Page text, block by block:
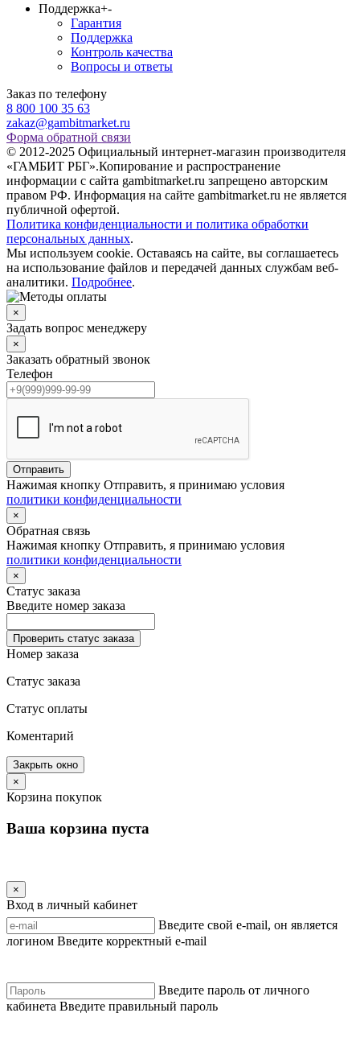
Поддержка+-
Гарантия
Поддержка
Контроль качества
Вопросы и ответы
Заказ по телефону
8 800 100 35 63
zakaz@gambitmarket.ru
Форма обратной связи
© 2012-2025 Официальный интернет-магазин производителя
«ГАМБИТ РБГ».Копирование и распространение
информации с сайта gambitmarket.ru запрещено авторским
правом РФ. Информация на сайте gambitmarket.ru не является
публичной офертой.
Политика конфиденциальности и политика обработки
персональных данных.
Мы используем cookie. Оставаясь на сайте, вы соглашаетесь
на использование файлов и передачей данных службам веб-
аналитики. Подробнее.
×
Задать вопрос менеджеру
×
Заказать обратный звонок
Телефон
Отправить
Нажимая кнопку Отправить, я принимаю условия
политики конфиденциальности
×
Обратная связь
Нажимая кнопку Отправить, я принимаю условия
политики конфиденциальности
×
Статус заказа
Введите номер заказа
Проверить статус заказа
Номер заказа
Статус заказа
Статус оплаты
Коментарий
Закрыть окно
×
Корзина покупок
Ваша корзина пуста
×
Вход в личный кабинет
Введите свой e-mail, он является
логином Введите корректный e-mail
Введите пароль от личного
кабинета Введите правильный пароль